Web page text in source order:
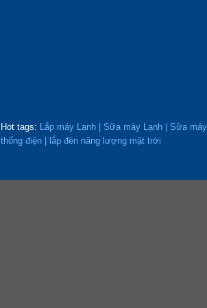
Hot tags: Lắp máy Lạnh Sữa máy Lạnh Sữa
thống điện | lắp đèn năng lượng mặt trời